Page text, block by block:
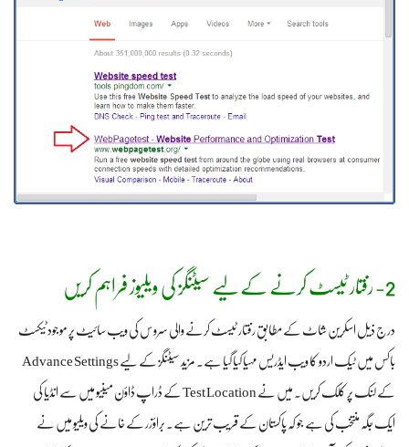
2- رفتار ٹیسٹ کرنے کے لیے سیٹنگز کی ویلیوز فراہم کریں
درج ذیل اسکرین شاٹ کے مطابق رفتار ٹیسٹ کرنے والی سروس کی ویب سائیٹ پر موجود ٹیکسٹ
باکس میں ٹیک اردو کا ویب ایڈریس مہیا کیا گیا ہے۔ مزید سیٹنگز کے لیے Advance Settings
کے لنک پر کلک کریں۔ میں نے Test Location کے ڈراپ ڈاؤن مینیو میں سے انڈیا کی
ایک جگہ منتخب کی ہے جو کہ پاکستان کے قریب ترین ہے۔ براؤزر کے خانے کی ویلیو میں نے